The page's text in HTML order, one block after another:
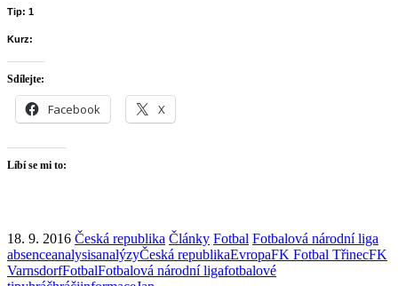
Tip: 1
Kurz:
Sdílejte:
Facebook X
Líbí se mi to:
18. 9. 2016 Česká republika Články Fotbal Fotbalová národní liga
absenceanalysisanalýzyČeská republikaEvropaFK Fotbal TřinecFK
VarnsdorfFotbalFotbalová národní ligafotbalové